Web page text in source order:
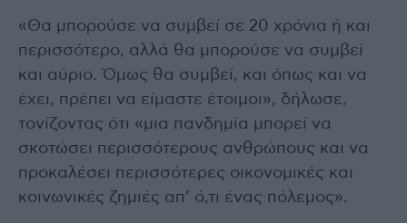
«Θα μπορούσε να συμβεί σε 20 χρόνια ή και
περισσότερο, αλλά θα μπορούσε να συμβεί
και αύριο. Όμως θα συμβεί, και όπως και να
έχει, πρέπει να είμαστε έτοιμοι», δήλωσε,
τονίζοντας ότι «μια πανδημία μπορεί να
σκοτώσει περισσότερους ανθρώπους και να
προκαλέσει περισσότερες οικονομικές και
κοινωνικές ζημιές απ’ ό,τι ένας πόλεμος».